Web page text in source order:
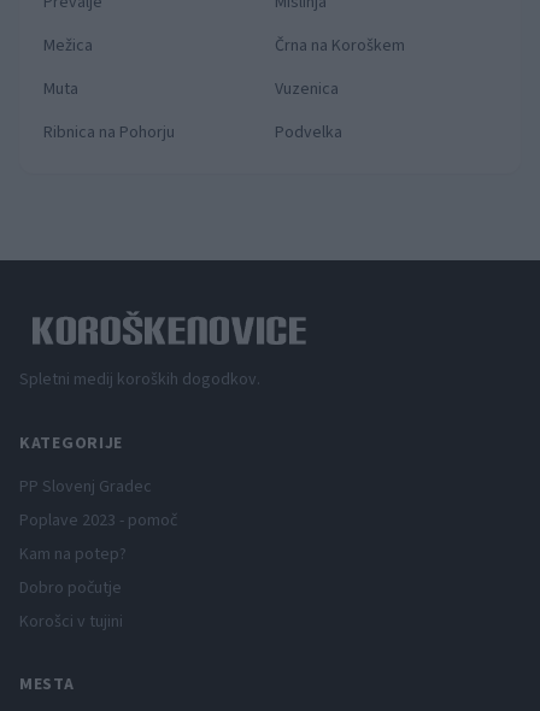
Mežica
Črna na Koroškem
Muta
Vuzenica
Ribnica na Pohorju
Podvelka
Spletni medij koroških dogodkov.
KATEGORIJE
PP Slovenj Gradec
Poplave 2023 - pomoč
Kam na potep?
Dobro počutje
Korošci v tujini
MESTA